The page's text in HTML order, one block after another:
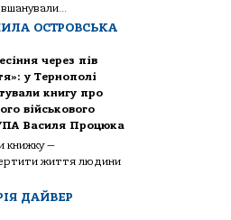
ОСТРОВСЬКА
через пів
у Тернополі
книгу про
військового
Василя Процюка
книжку —
життя людини
ДАЙВЕР